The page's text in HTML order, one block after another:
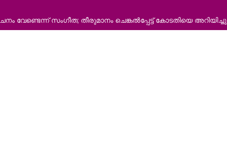
വേണ്ടെന്ന് സംഗീത; തീരുമാനം ചെങ്കൽപ്പേട്ട് കോടതിയെ അറിയിച്ചു